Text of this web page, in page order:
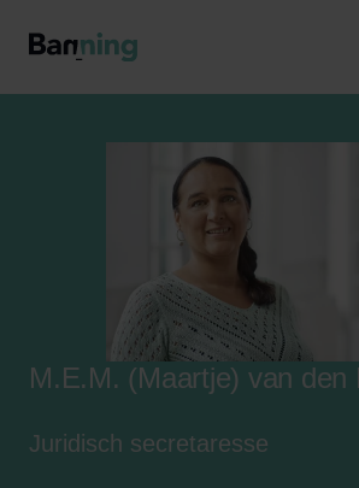
M.E.M. (Maartje) van den
Juridisch secretaresse